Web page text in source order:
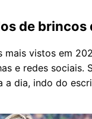
de
mais vistos em
e redes
a dia, indo do